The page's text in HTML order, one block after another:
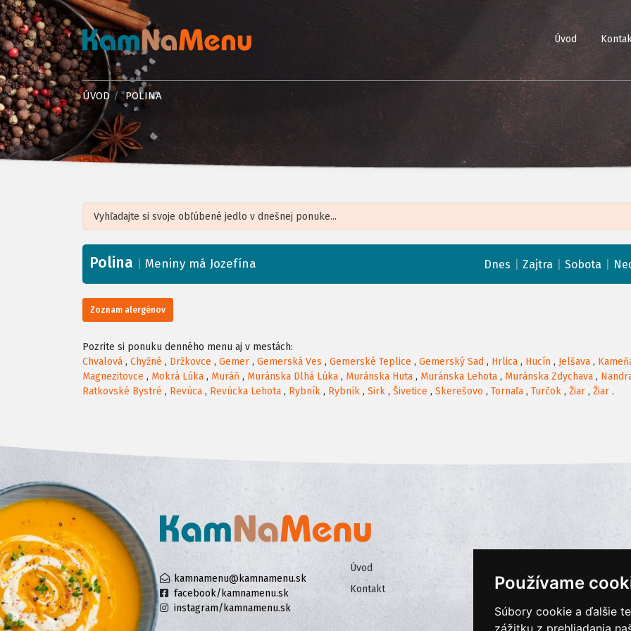
Používame
Súbory cookie a ďalšie
zážitku z prehliadania
Úvod
ÚVOD POLINA
+
−
Polina Meniny má Jozefína Dnes Zajtra Sobota
Zoznam alergénov
Pozrite si ponuku denného menu aj v mestách:
Chvalová , Chyžné , Držkovce , Gemer , Gemerská Ves , Gemerské Teplice , Gemerský Sad , Hrlica , Hucín , Jelšava ,
Magnezitovce , Mokrá Lúka , Muráň , Muránska Dlhá Lúka , Muránska Huta , Muránska Lehota , Muránska Zdychava ,
Ratkovské Bystré , Revúca , Revúcka Lehota , Rybník , Rybník , Sirk , Šivetice , Skerešovo , Tornaľa , Turčok , Žiar , Žiar .
kamnamenu@kamnamenu.sk
facebook/kamnamenu.sk
instagram/kamnamenu.sk
Úvod
Kontakt
Ochrana osobných údajov
Cookies